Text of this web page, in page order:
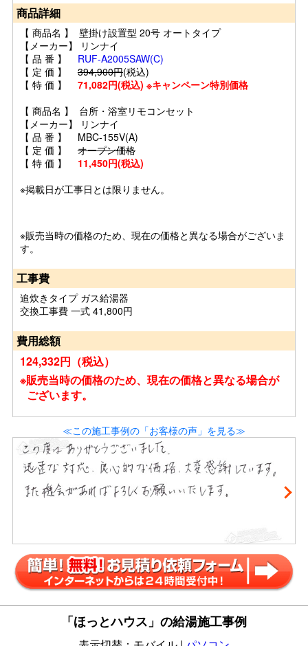
商品詳細
【 商品名 】 壁掛け設置型 20号 オートタイプ
【メーカー】 リンナイ
【 品 番 】 RUF-A2005SAW(C)
【 定 価 】 394,900円(税込)
【 特 価 】 71,082円(税込) ※キャンペーン特別価格
【 商品名 】 台所・浴室リモコンセット
【メーカー】 リンナイ
【 品 番 】 MBC-155V(A)
【 定 価 】 オープン価格
【 特 価 】 11,450円(税込)
※掲載日が工事日とは限りません。
※販売当時の価格のため、現在の価格と異なる場合がございま
す。
工事費
追炊きタイプ ガス給湯器
交換工事費 一式 41,800円
費用総額
124,332円（税込）
※販売当時の価格のため、現在の価格と異なる場合が
ございます。
≪この施工事例の「お客様の声」を見る≫
「ほっとハウス」の給湯施工事例